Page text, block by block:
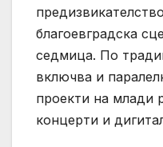
благоевградска
седмица. По
включва и
проекти на млади
концерти и